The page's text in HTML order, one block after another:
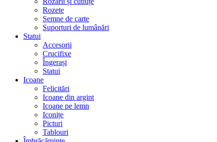
Rozete
Semne de carte
Suporturi de lumânări
Statui
Accesorii
Crucifixe
Îngerași
Statui
Icoane
Felicitări
Icoane din argint
Icoane pe lemn
Iconițe
Picturi
Tablouri